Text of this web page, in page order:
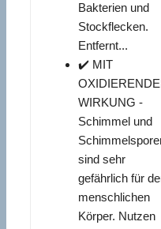
Bakterien und
Stockflecken.
Entfernt...
✔️ MIT
WIRKUNG -
Schimmel und
sind sehr
gefährlich für
menschlichen
Körper. Nutzen